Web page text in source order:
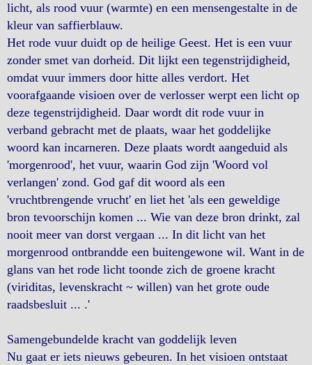
licht, als rood vuur (warmte) en een mensengestalte in de
kleur van saffierblauw.
Het rode vuur duidt op de heilige Geest. Het is een vuur
zonder smet van dorheid. Dit lijkt een tegenstrijdigheid,
omdat vuur immers door hitte alles verdort. Het
voorafgaande visioen over de verlosser werpt een licht op
deze tegenstrijdigheid. Daar wordt dit rode vuur in
verband gebracht met de plaats, waar het goddelijke
woord kan incarneren. Deze plaats wordt aangeduid als
'morgenrood', het vuur, waarin God zijn 'Woord vol
verlangen' zond. God gaf dit woord als een
'vruchtbrengende vrucht' en liet het 'als een geweldige
bron tevoorschijn komen ... Wie van deze bron drinkt, zal
nooit meer van dorst vergaan ... In dit licht van het
morgenrood ontbrandde een buitengewone wil. Want in de
glans van het rode licht toonde zich de groene kracht
(viriditas, levenskracht ~ willen) van het grote oude
raadsbesluit ... .'
Samengebundelde kracht van goddelijk leven
Nu gaat er iets nieuws gebeuren. In het visioen ontstaat